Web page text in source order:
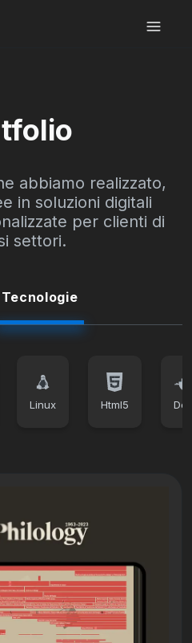
abbiamo realizzato,
in soluzioni digitali
per clienti di
settori.
Tecnologie
Linux Html5